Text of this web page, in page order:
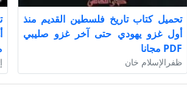
تحميل كتاب تاريخ فلسطين القديم منذ
أول غزو يهودي حتى آخر غزو صليبي
PDF مجانا
ظفرالإسلام خان